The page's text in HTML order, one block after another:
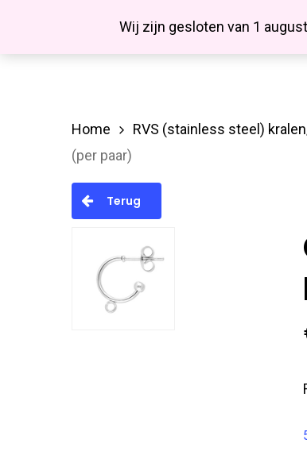
Wij zijn gesloten van 1
Hit enter to search or ESC to close
Facebook
Home RVS (stainless steel)
(per paar)
Terug